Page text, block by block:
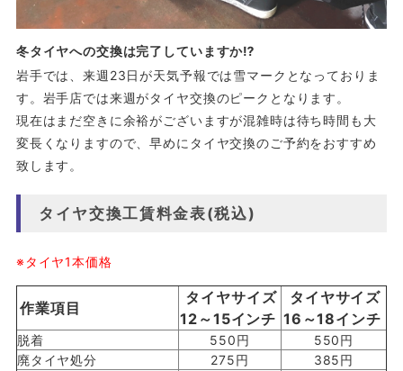
冬タイヤへの交換は完了していますか⁉
岩手では、来週23日が天気予報では雪マークとなっておりま
す。岩手店では来週がタイヤ交換のピークとなります。
現在はまだ空きに余裕がございますが混雑時は待ち時間も大
変長くなりますので、早めにタイヤ交換のご予約をおすすめ
致します。
タイヤ交換工賃料金表(税込)
※タイヤ1本価格
作業項目
タイヤサイズ
12～15インチ
タイヤサイズ
16～18インチ
脱着 550円
550円
廃タイヤ処分
275円
385円